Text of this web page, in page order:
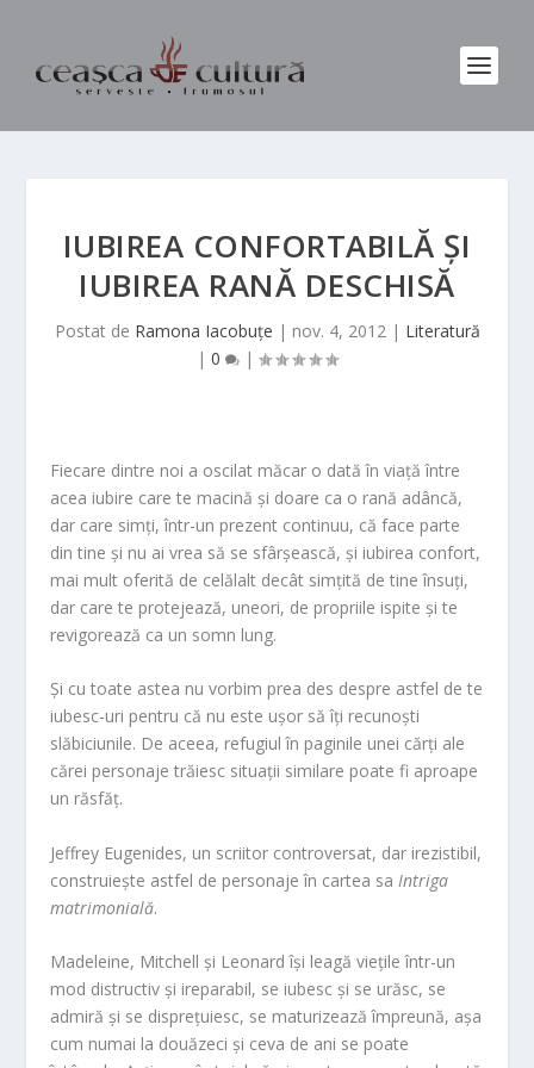
IUBIREA CONFORTABILĂ ȘI
IUBIREA RANĂ DESCHISĂ
Postat de Ramona Iacobuțe | nov. 4, 2012| Literatură
| 0 |
Fiecare dintre noi a oscilat măcar o dată în viață între
acea iubire care te macină și doare ca o rană adâncă,
dar care simți, într-un prezent continuu, că face parte
din tine și nu ai vrea să se sfârșească, și iubirea confort,
mai mult oferită de celălalt decât simțită de tine însuți,
dar care te protejează, uneori, de propriile ispite și te
revigorează ca un somn lung.
Și cu toate astea nu vorbim prea des despre astfel de te
iubesc-uri pentru că nu este ușor să îți recunoști
slăbiciunile. De aceea, refugiul în paginile unei cărți ale
cărei personaje trăiesc situații similare poate fi aproape
un răsfăț.
Jeffrey Eugenides, un scriitor controversat, dar irezistibil,
construiește astfel de personaje în cartea sa Intriga
matrimonială.
Madeleine, Mitchell și Leonard își leagă viețile într-un
mod distructiv și ireparabil, se iubesc și se urăsc, se
admiră și se disprețuiesc, se maturizează împreună, așa
cum numai la douăzeci și ceva de ani se poate